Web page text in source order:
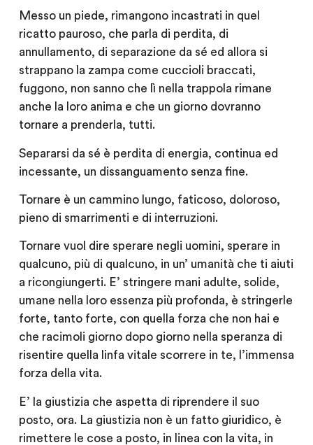
Messo un piede, rimangono incastrati in quel
ricatto pauroso, che parla di perdita, di
annullamento, di separazione da sé ed allora si
strappano la zampa come cuccioli braccati,
fuggono, non sanno che lì nella trappola rimane
anche la loro anima e che un giorno dovranno
tornare a prenderla, tutti.
Separarsi da sé è perdita di energia, continua ed
incessante, un dissanguamento senza fine.
Tornare è un cammino lungo, faticoso, doloroso,
pieno di smarrimenti e di interruzioni.
Tornare vuol dire sperare negli uomini, sperare in
qualcuno, più di qualcuno, in un’ umanità che ti aiuti
a ricongiungerti. E’ stringere mani adulte, solide,
umane nella loro essenza più profonda, è stringerle
forte, tanto forte, con quella forza che non hai e
che racimoli giorno dopo giorno nella speranza di
risentire quella linfa vitale scorrere in te, l’immensa
forza della vita.
E’ la giustizia che aspetta di riprendere il suo
posto, ora. La giustizia non è un fatto giuridico, è
rimettere le cose a posto, in linea con la vita, in